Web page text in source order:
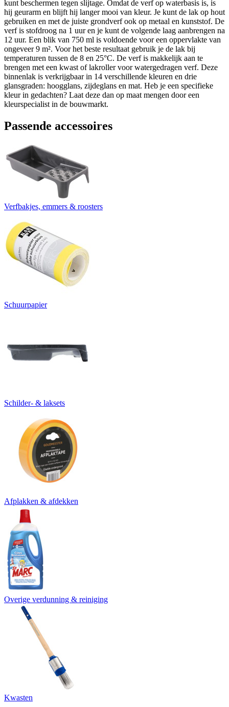
kunt beschermen tegen slijtage. Omdat de verf op waterbasis is, is
hij geurarm en blijft hij langer mooi van kleur. Je kunt de lak op hout
gebruiken en met de juiste grondverf ook op metaal en kunststof. De
verf is stofdroog na 1 uur en je kunt de volgende laag aanbrengen na
12 uur. Een blik van 750 ml is voldoende voor een oppervlakte van
ongeveer 9 m². Voor het beste resultaat gebruik je de lak bij
temperaturen tussen de 8 en 25°C. De verf is makkelijk aan te
brengen met een kwast of lakroller voor watergedragen verf. Deze
binnenlak is verkrijgbaar in 14 verschillende kleuren en drie
glansgraden: hoogglans, zijdeglans en mat. Heb je een specifieke
kleur in gedachten? Laat deze dan op maat mengen door een
kleurspecialist in de bouwmarkt.
Passende accessoires
Verfbakjes, emmers & roosters
Schuurpapier
Schilder- & laksets
Afplakken & afdekken
Overige verdunning & reiniging
Kwasten